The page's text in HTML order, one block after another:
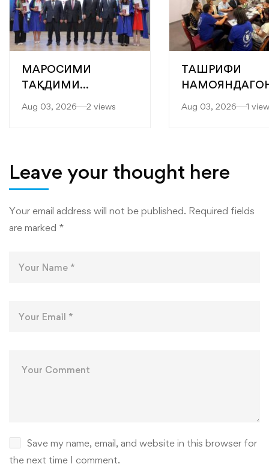
МАРОСИМИ
ТАҚДИМИ
БОТАНТАНАИ
Aug 03, 2026 2 views
ТАШРИФИ
БАРНОМАИ
ДОНИШКАДА
Aug 03, 2026 1
Leave your thought here
Your email address will not be published. Required fields
are marked *
Save my name, email, and website in this browser for
the next time I comment.